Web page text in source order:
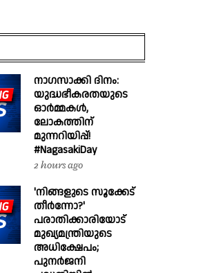
നാഗസാക്കി ദിനം:
യുദ്ധഭീകരതയുടെ
ഓർമ്മകൾ,
ലോകത്തിന്
മുന്നറിയിപ്പ്!
#NagasakiDay
2 hours ago
'നിങ്ങളുടെ സൂക്കേട്
തീർന്നോ?'
പരാതിക്കാരിയോട്
മുഖ്യമന്ത്രിയുടെ
അധിക്ഷേപം;
പുനർജനി